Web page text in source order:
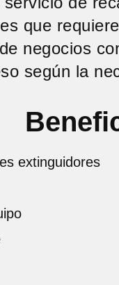
que
negocios
según la
extinguidores